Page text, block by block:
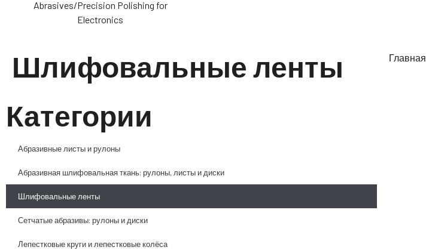
Шлифовальные ленты Главная
Категории
Абразивные листы и рулоны
Абразивная шлифовальная ткань: рулоны, листы и диски
Шлифовальные ленты
Сетчатые абразивы: рулоны и диски
Лепестковые круги и лепестковые колёса